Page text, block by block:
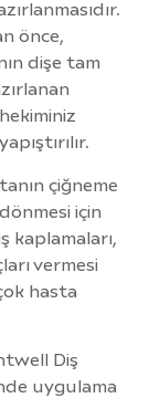
önce,
dişe tam
çiğneme
için
kaplamaları,
vermesi
hasta
Diş
uygulama